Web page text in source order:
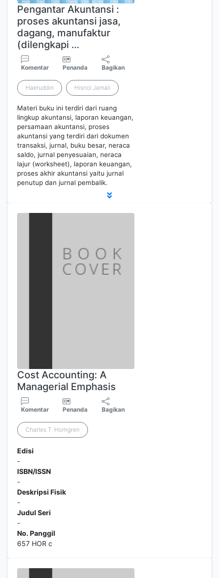
Pengantar Akuntansi :
proses akuntansi jasa,
dagang, manufaktur
(dilengkapi …
Komentar Penanda Bagikan
Haeruddin Hisnol Jamali
Materi buku ini terdiri dari ruang
lingkup akuntansi, laporan keuangan,
persamaan akuntansi, proses
akuntansi yang terdiri dari dokumen
transaksi, jurnal, buku besar, neraca
saldo, jurnal penyesuaian, neraca
lajur (worksheet), laporan keuangan,
proses akhir akuntansi yaitu jurnal
penutup dan jurnal pembalik.
Cost Accounting: A
Managerial Emphasis
Komentar Penanda Bagikan
Charles T. Horngren
Edisi
-
ISBN/ISSN
-
Deskripsi Fisik
-
Judul Seri
-
No. Panggil
657 HOR c